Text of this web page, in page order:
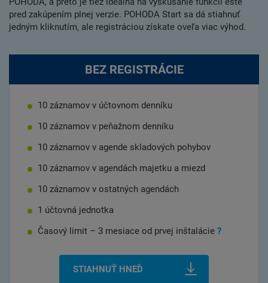
pred zakúpením plnej verzie. POHODA Start sa dá stiahnuť
jedným kliknutím, ale registráciou získate oveľa viac výhod.
BEZ REGISTRÁCIE
10 záznamov v účtovnom denníku
10 záznamov v peňažnom denníku
10 záznamov v agende skladových pohybov
10 záznamov v agendách majetku a miezd
10 záznamov v ostatných agendách
1 účtovná jednotka
Časový limit – 3 mesiace od prvej inštalácie ?
STIAHNUŤ HNEĎ